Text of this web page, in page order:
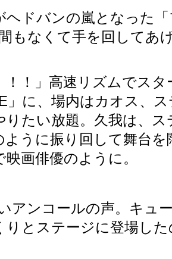
ヘドバンの嵐となった
もなくて手を回してあ
！！」高速リズムでス
」に、場内はカオス、
りたい放題。久我は、
ように振り回して舞台を
画俳優のように。
アンコールの声。キュ
りとステージに登場し